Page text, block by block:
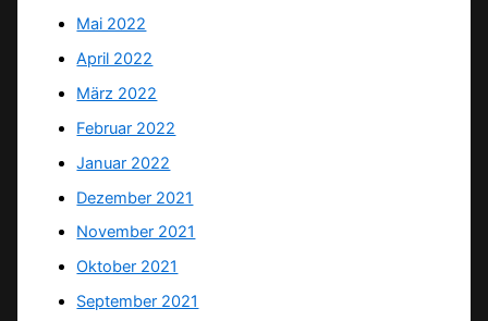
Mai 2022
April 2022
März 2022
Februar 2022
Januar 2022
Dezember 2021
November 2021
Oktober 2021
September 2021